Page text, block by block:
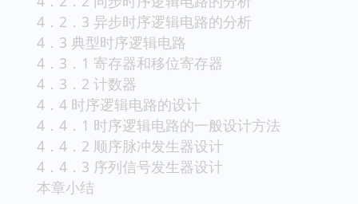
4．2．3 异步时序逻辑电路的分析
4．3 典型时序逻辑电路
4．3．1 寄存器和移位寄存器
4．3．2 计数器
4．4 时序逻辑电路的设计
4．4．1 时序逻辑电路的一般设计方法
4．4．2 顺序脉冲发生器设计
4．4．3 序列信号发生器设计
本章小结